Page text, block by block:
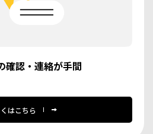
確認・連絡が手間
はこちら